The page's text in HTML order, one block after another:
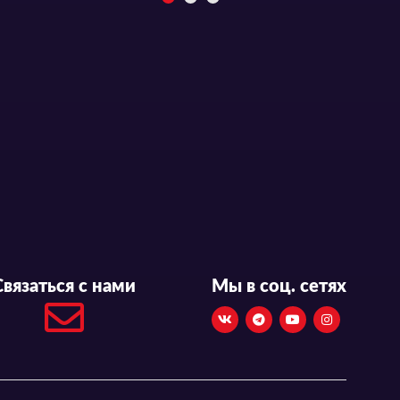
с нами Мы в соц. сетях